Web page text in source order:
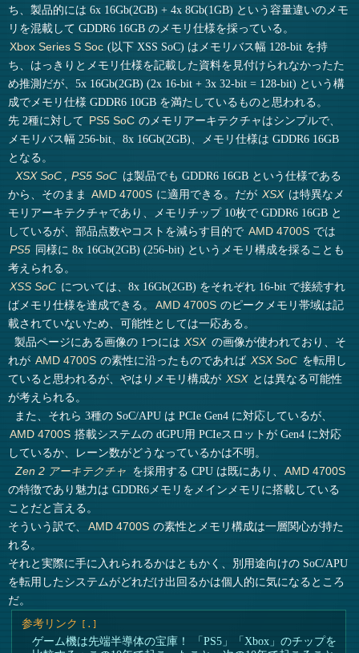
ち、製品的には 6x 16Gb(2GB) + 4x 8Gb(1GB) という容量違いのメモ
リを混載して GDDR6 16GB のメモリ仕様を採っている。
Xbox Series S Soc (以下 XSS SoC) はメモリバス幅 128-bit を持
ち、はっきりとメモリ仕様を記載した資料を見付けられなかったた
め推測だが、5x 16Gb(2GB) (2x 16-bit + 3x 32-bit = 128-bit) という構
成でメモリ仕様 GDDR6 10GB を満たしているものと思われる。
先 2種に対して PS5 SoC のメモリアーキテクチャはシンプルで、
メモリバス幅 256-bit、8x 16Gb(2GB)、メモリ仕様は GDDR6 16GB
となる。
XSX SoC , PS5 SoC は製品でも GDDR6 16GB という仕様である
から、そのまま AMD 4700S に適用できる。だが XSX は特異なメ
モリアーキテクチャであり、メモリチップ 10枚で GDDR6 16GB と
しているが、部品点数やコストを減らす目的で AMD 4700S では
PS5 同様に 8x 16Gb(2GB) (256-bit) というメモリ構成を採ることも
考えられる。
XSS SoC については、8x 16Gb(2GB) をそれぞれ 16-bit で接続すれ
ばメモリ仕様を達成できる。
AMD 4700S のピークメモリ帯域は記
載されていないため、可能性としては一応ある。
製品ページにある画像の 1つには XSX の画像が使われており、そ
れが AMD 4700S の素性に沿ったものであれば XSX SoC を転用し
ていると思われるが、やはりメモリ構成が XSX とは異なる可能性
が考えられる。
また、それら 3種の SoC/APU は PCIe Gen4 に対応しているが、
AMD 4700S 搭載システムの dGPU用 PCIeスロットが Gen4 に対応
しているか、レーン数がどうなっているかは不明。
Zen 2 アーキテクチャ を採用する CPU は既にあり、 AMD 4700S
の特徴であり魅力は GDDR6メモリをメインメモリに搭載している
ことだと言える。
そういう訳で、
AMD 4700S の素性とメモリ構成は一層関心が持た
れる。
それと実際に手に入れられるかはともかく、別用途向けの SoC/APU
を転用したシステムがどれだけ出回るかは個人的に気になるところ
だ。
参考リンク
ゲーム機は先端半導体の宝庫！ 「PS5」「Xbox」のチップを